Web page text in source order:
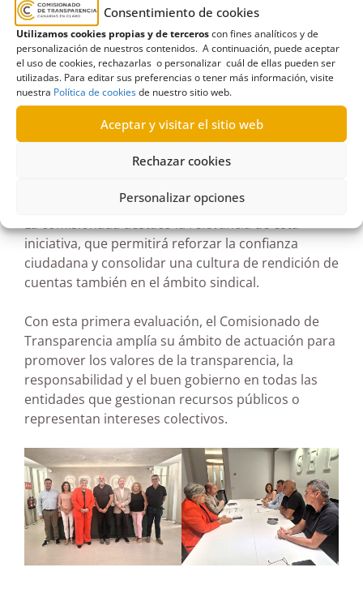
Consentimiento de cookies
Utilizamos cookies propias y de terceroscon fines analíticos y de
personalización de nuestros contenidos. A continuación, puede aceptar
el uso de cookies, rechazarlas o personalizar cuál de ellas pueden ser
utilizadas. Para editar sus preferencias o tener más información, visite
nuestra Política de cookiesde nuestro sitio web.
Aceptar y visitar el sitio web
Rechazar cookies
Personalizar opciones
impulsado por el Comisionado de Transparencia
de Canarias, con el fin de informar sobre el inicio
de la primera evaluación de transparencia de los
sindicatos de las islas.
Durante la reunión se abordaron los criterios de
evaluación, las obligaciones informativas derivadas
de la Ley de Transparencia de Canarias y los plazos
establecidos para la presentación de la
La comisionada destacó la relevancia de esta
iniciativa, que permitirá reforzar la confianza
ciudadana y consolidar una cultura de rendición de
cuentas también en el ámbito sindical.
Con esta primera evaluación, el Comisionado de
Transparencia amplía su ámbito de actuación para
promover los valores de la transparencia, la
responsabilidad y el buen gobierno en todas las
entidades que gestionan recursos públicos o
representan intereses colectivos.